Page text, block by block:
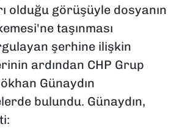
olduğu görüşüyle dosyanın
taşınması
şerhine ilişkin
ardından CHP Grup
Günaydın
bulundu. Günaydın,